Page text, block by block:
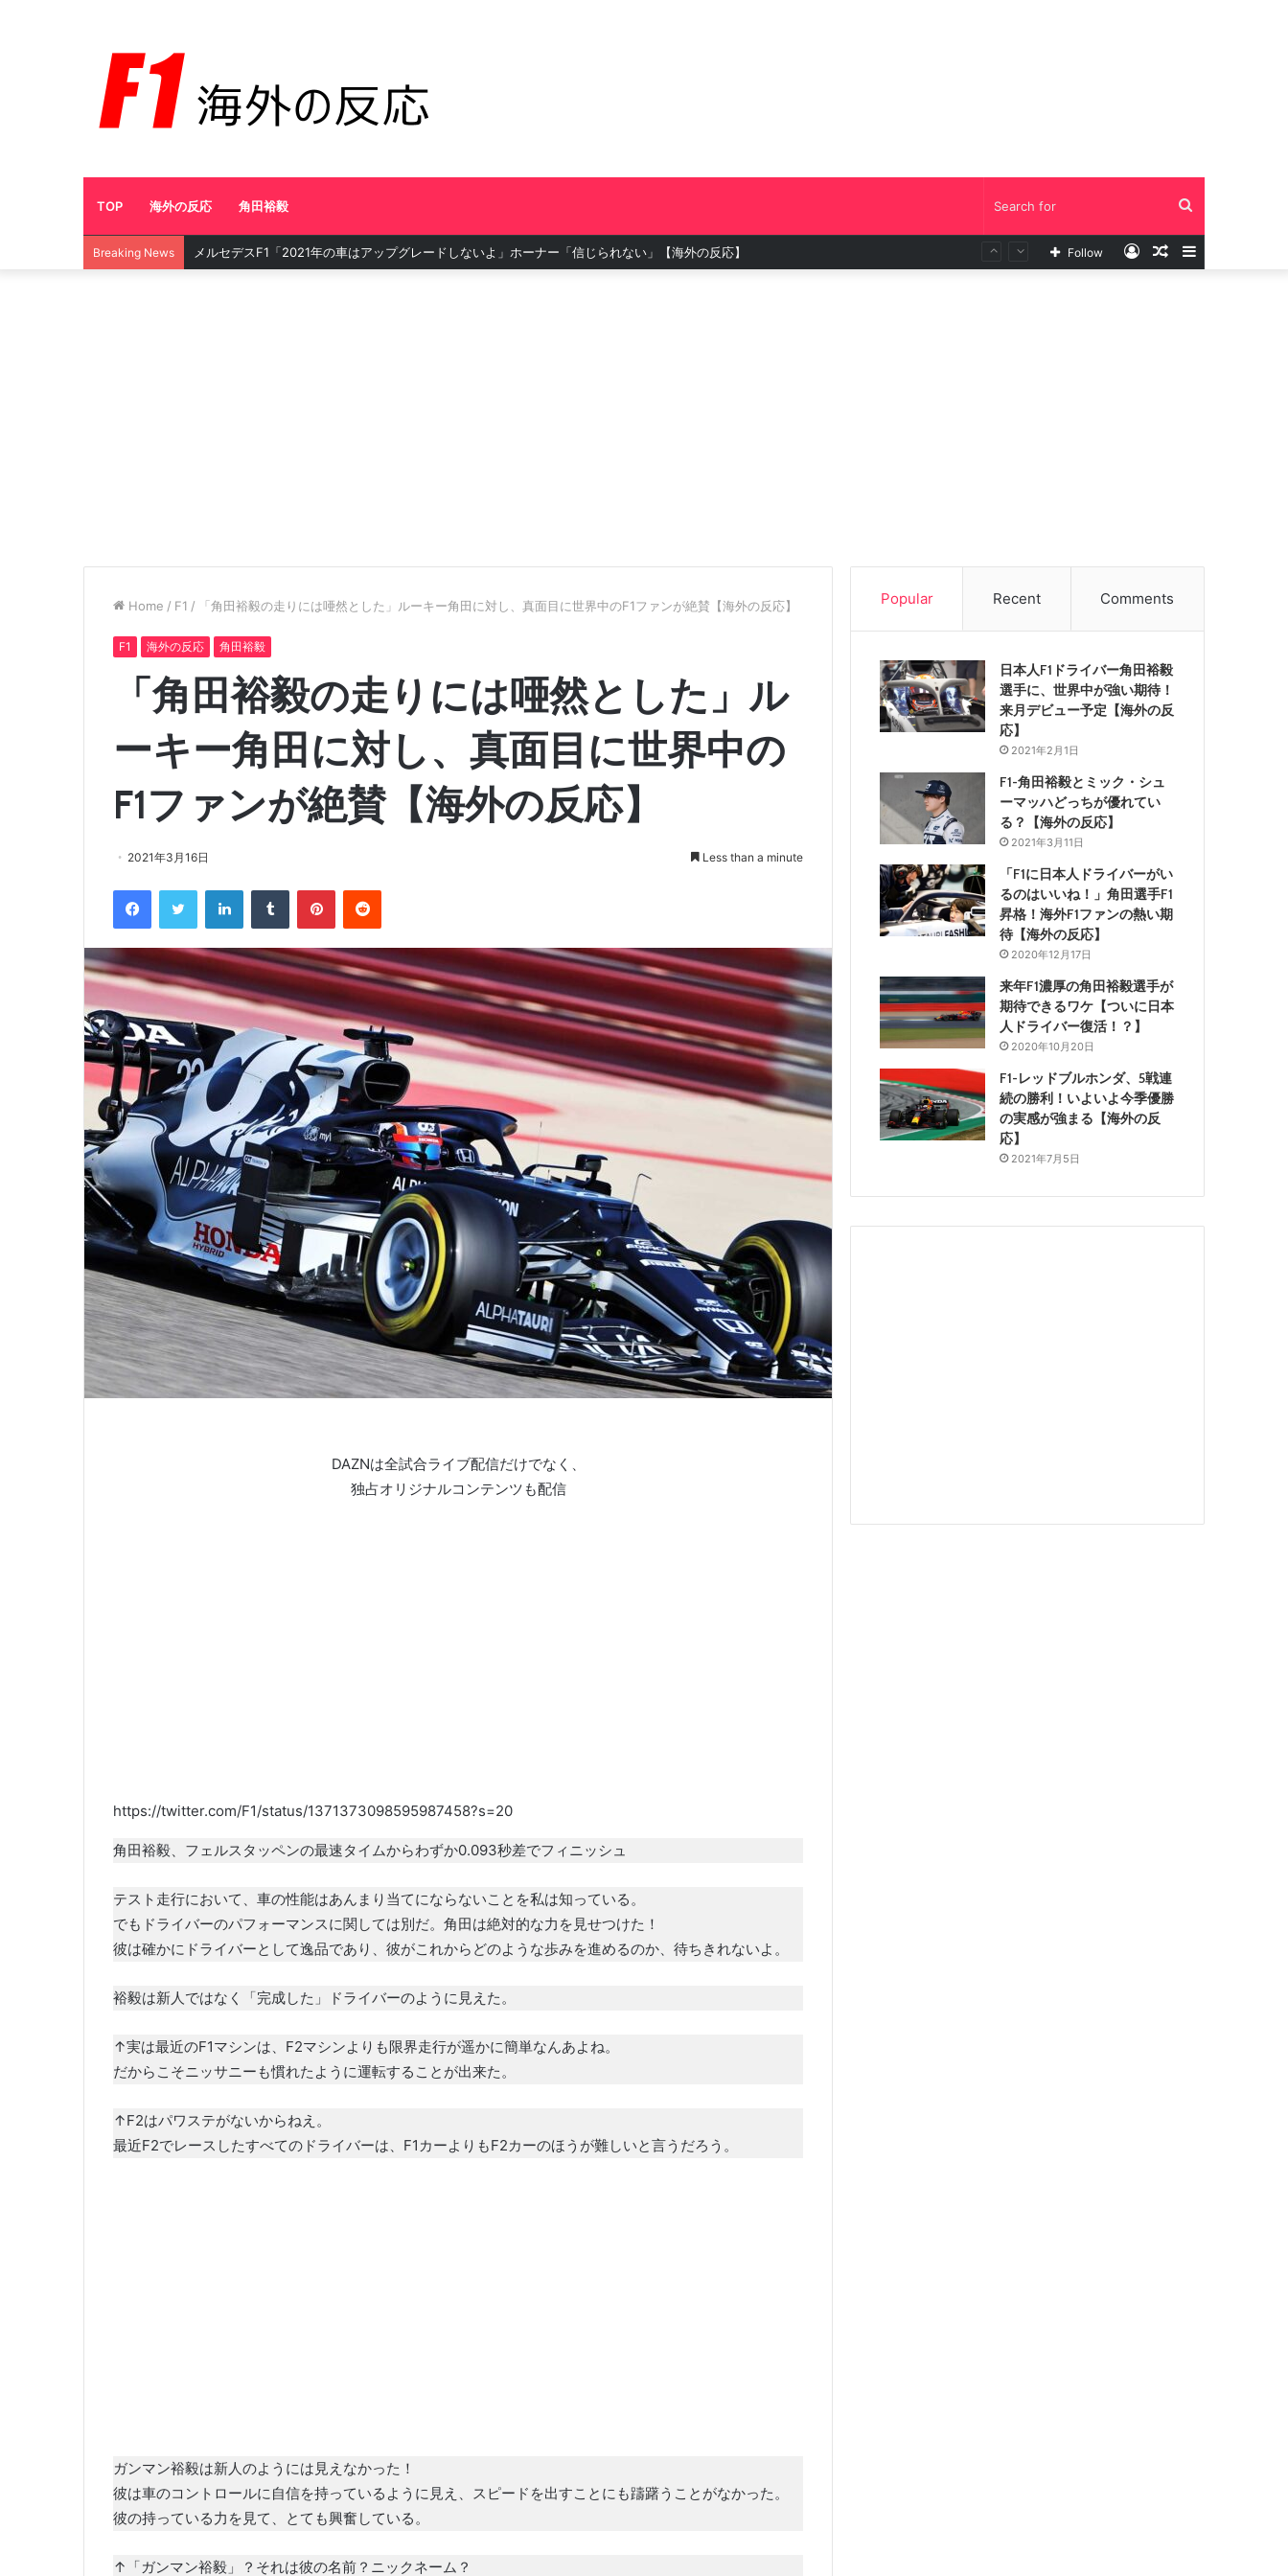
TOP 海外の反応 角田裕毅 Search
for
Breaking News フェルスタッペン、安定のポールトゥウィン！角田もポイント獲得【海外の反応】 Sidebar
Random
Log
Follow
Home / F1 / 「角田裕毅の走りには唖然とした」ルーキー角田に対し、真面目に世界中のF1ファンが絶賛【海外の反応】
F1 海外の反応 角田裕毅
「角田裕毅の走りには唖然とした」ル
ーキー角田に対し、真面目に世界中の
F1ファンが絶賛【海外の反応】
2021年3月16日 Less than a minute
FacebookTwitter LinkedInTumblr PinterestReddit
DAZNは全試合ライブ配信だけでなく、
独占オリジナルコンテンツも配信
https://twitter.com/F1/status/1371373098595987458?s=20
角田裕毅、フェルスタッペンの最速タイムからわずか0.093秒差でフィニッシュ
テスト走行において、車の性能はあんまり当てにならないことを私は知っている。
でもドライバーのパフォーマンスに関しては別だ。角田は絶対的な力を見せつけた！
彼は確かにドライバーとして逸品であり、彼がこれからどのような歩みを進めるのか、待ちきれないよ。
裕毅は新人ではなく「完成した」ドライバーのように見えた。
↑実は最近のF1マシンは、F2マシンよりも限界走行が遥かに簡単なんあよね。
だからこそニッサニーも慣れたように運転することが出来た。
↑F2はパワステがないからねえ。
最近F2でレースしたすべてのドライバーは、F1カーよりもF2カーのほうが難しいと言うだろう。
ガンマン裕毅は新人のようには見えなかった！
彼は車のコントロールに自信を持っているように見え、スピードを出すことにも躊躇うことがなかった。
彼の持っている力を見て、とても興奮している。
↑「ガンマン裕毅」？それは彼の名前？ニックネーム？
Popular Recent Comments
日本人F1ドライバー角田裕毅
選手に、世界中が強い期待！
来月デビュー予定【海外の反
応】
2021年2月1日
F1-角田裕毅とミック・シュ
ーマッハどっちが優れてい
る？【海外の反応】
2021年3月11日
「F1に日本人ドライバーがい
るのはいいね！」角田選手F1
昇格！海外F1ファンの熱い期
待【海外の反応】
2020年12月17日
来年F1濃厚の角田裕毅選手が
期待できるワケ【ついに日本
人ドライバー復活！？】
2020年10月20日
F1-レッドブルホンダ、5戦連
続の勝利！いよいよ今季優勝
の実感が強まる【海外の反
応】
2021年7月5日